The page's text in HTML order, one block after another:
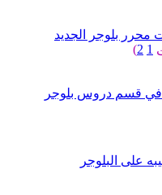
محرر بلوجر الجديد
1
2
)
قسم دروس بلوجر
على البلوجر